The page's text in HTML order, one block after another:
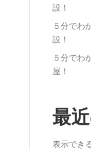
設！
５分でわ
設！
５分でわ
屋！
最
表示でき